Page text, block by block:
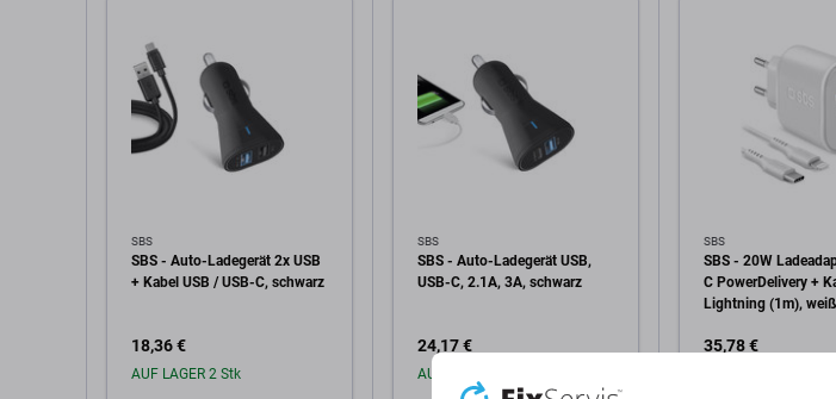
SBS
SBS - Auto-Ladegerät 2x USB
+ Kabel USB / USB-C, schwarz
18,36 €
AUF LAGER 2 Stk
SBS
SBS - Auto-Ladegerät USB,
USB-C, 2.1A, 3A, schwarz
24,17 €
AUF LAGER 5 Stk
SBS
SBS - 20W
C PowerDelivery +
Lightning (1m), weiß
35,78 €